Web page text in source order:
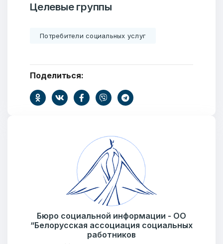
Целевые группы
Потребители социальных услуг
Поделиться:
Бюро социальной информации - ОО
“Белорусская ассоциация социальных
работников